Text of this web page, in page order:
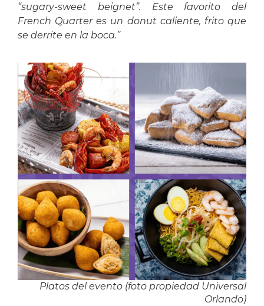
“sugary-sweet beignet”. Este favorito del
French Quarter es un donut caliente, frito que
se derrite en la boca.”
Platos del evento (foto propiedad Universal
Orlando)